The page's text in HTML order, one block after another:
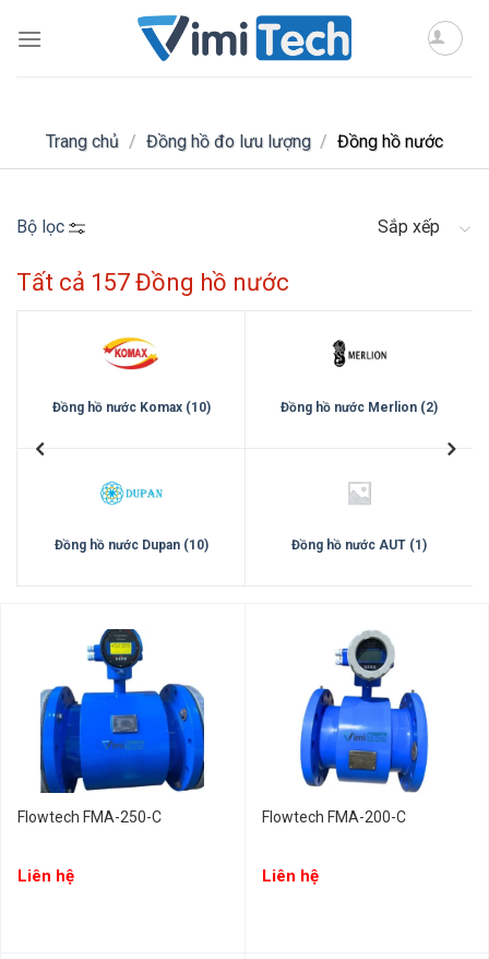
Trang chủ / Đồng hồ đo lưu lượng / Đồng hồ nước
Bộ lọc Sắp xếp
Tất cả 157 Đồng hồ nước
Đồng hồ nước Komax (10)
Đồng hồ nước Dupan (10)
Đồng hồ nước Merlion (2)
Đồng hồ nước AUT (1)
Flowtech FMA-250-C
Liên hệ
Flowtech FMA-200-C
Liên hệ